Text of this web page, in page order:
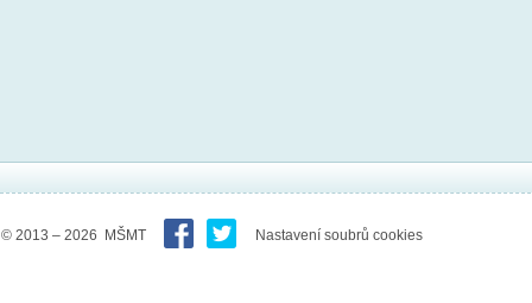
© 2013 – 2026 MŠMT Nastavení soubrů cookies